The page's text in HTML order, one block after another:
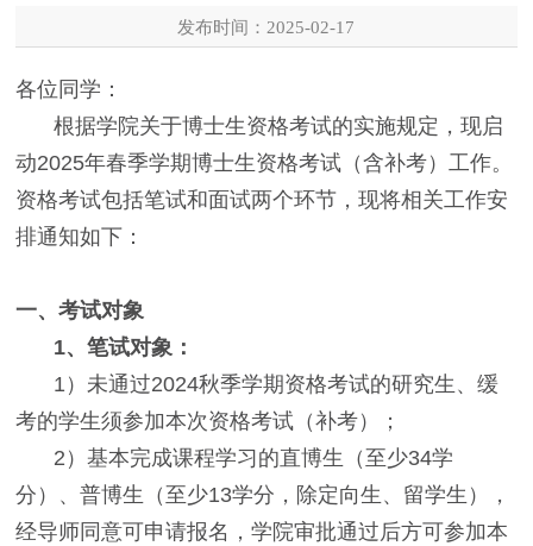
发布时间：2025-02-17
各位同学：
根据学院关于博士生资格考试的实施规定，现启
动2025年春季学期博士生资格考试（含补考）工作。
资格考试包括笔试和面试两个环节，现将相关工作安
排通知如下：
一、考试对象
1、笔试对象：
1）未通过2024秋季学期资格考试的研究生、缓
考的学生须参加本次资格考试（补考）；
2）基本完成课程学习的直博生（至少34学
分）、普博生（至少13学分，除定向生、留学生），
经导师同意可申请报名，学院审批通过后方可参加本